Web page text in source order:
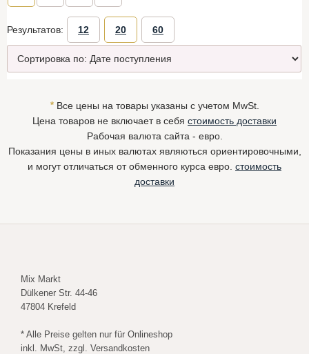
Результатов: 12 20 60
*Все цены на товары указаны с учетом MwSt.
Цена товаров не включает в себя стоимость доставки
Рабочая валюта сайта - евро.
Показания цены в иных валютах являються ориентировочными,
и могут отличаться от обменного курса евро. стоимость
доставки
Mix Markt
Dülkener Str. 44-46
47804 Krefeld
* Alle Preise gelten nur für Onlineshop
inkl. MwSt, zzgl. Versandkosten